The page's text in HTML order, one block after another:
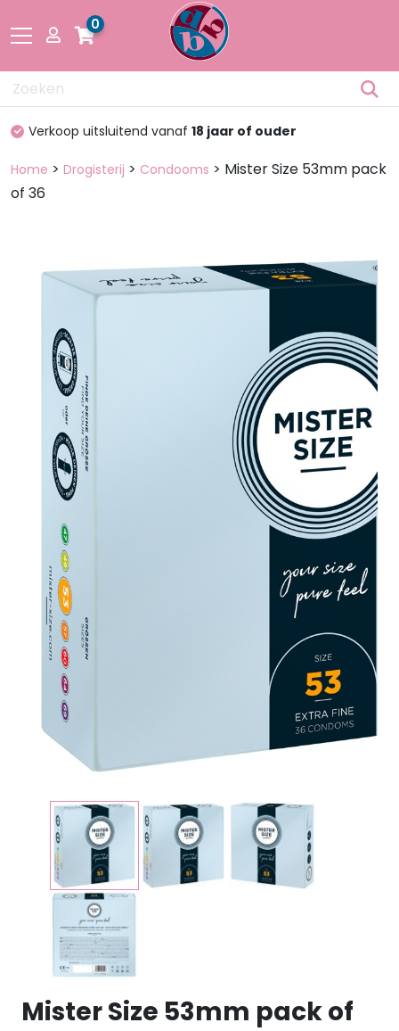
Drogisterij
Mode
en dozen
Plezier &
Media
materiaal
Speeltjes
0
of ouder 100%discreet verpakt
Home > Drogisterij > Condooms > Mister Size 53mm pack
of 36
Mister Size 53mm pack of